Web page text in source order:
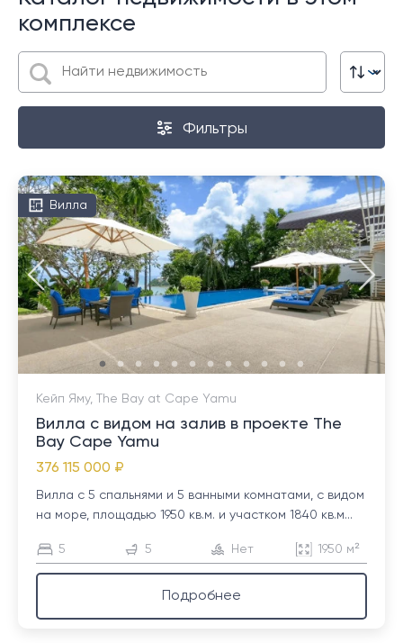
комплексе
Фильтры
Вилла
Кейп Яму, The Bay at Cape Yamu
Вилла с видом на залив в проекте The
Bay Cape Yamu
376 115 000 ₽
Вилла с 5 спальнями и 5 ванными комнатами, с видом
на море, площадью 1950 кв.м. и участком 1840 кв.м...
5 5 Нет 1950 м²
Подробнее